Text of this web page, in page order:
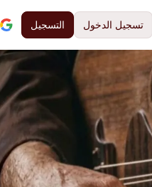
تسجيل الدخول التسجيل